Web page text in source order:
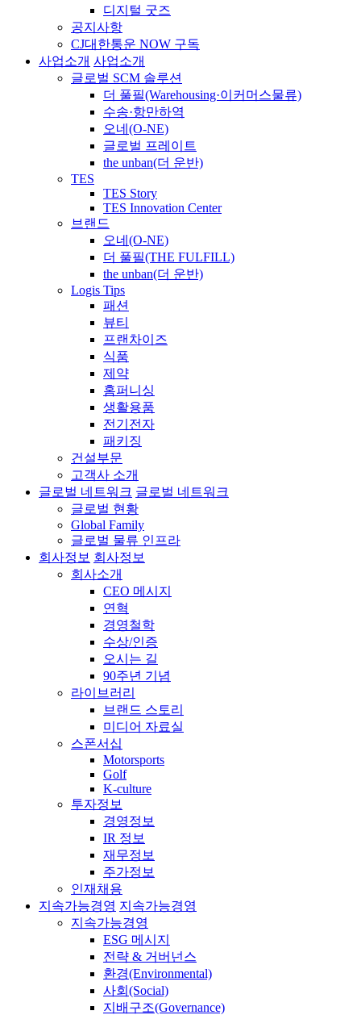
디지털 굿즈
공지사항
CJ대한통운 NOW 구독
사업소개 사업소개
글로벌 SCM 솔루션
더 풀필(Warehousing·이커머스물류)
수송·항만하역
오네(O-NE)
글로벌 프레이트
the unban(더 운반)
TES
TES Story
TES Innovation Center
브랜드
오네(O-NE)
더 풀필(THE FULFILL)
the unban(더 운반)
Logis Tips
패션
뷰티
프랜차이즈
식품
제약
홈퍼니싱
생활용품
전기전자
패키징
건설부문
고객사 소개
글로벌 네트워크 글로벌 네트워크
글로벌 현황
Global Family
글로벌 물류 인프라
회사정보 회사정보
회사소개
CEO 메시지
연혁
경영철학
수상/인증
오시는 길
90주년 기념
라이브러리
브랜드 스토리
미디어 자료실
스폰서십
Motorsports
Golf
K-culture
투자정보
경영정보
IR 정보
재무정보
주가정보
인재채용
지속가능경영 지속가능경영
지속가능경영
ESG 메시지
전략 & 거버넌스
환경(Environmental)
사회(Social)
지배구조(Governance)